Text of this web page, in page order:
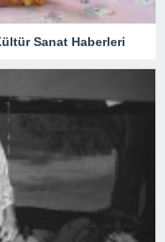
Sanat Haberleri